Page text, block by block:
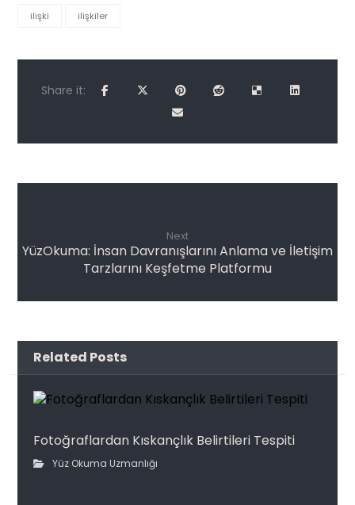
ilişki ilişkiler
Next
YüzOkuma: İnsan Davranışlarını Anlama ve İletişim
Tarzlarını Keşfetme Platformu
Related Posts
Fotoğraflardan Kıskançlık Belirtileri Tespiti
Yüz Okuma Uzmanlığı